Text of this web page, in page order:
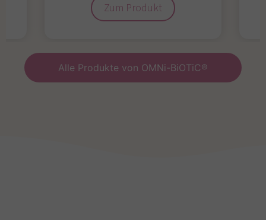
Zum Produkt
Alle Produkte von OMNi-BiOTiC®